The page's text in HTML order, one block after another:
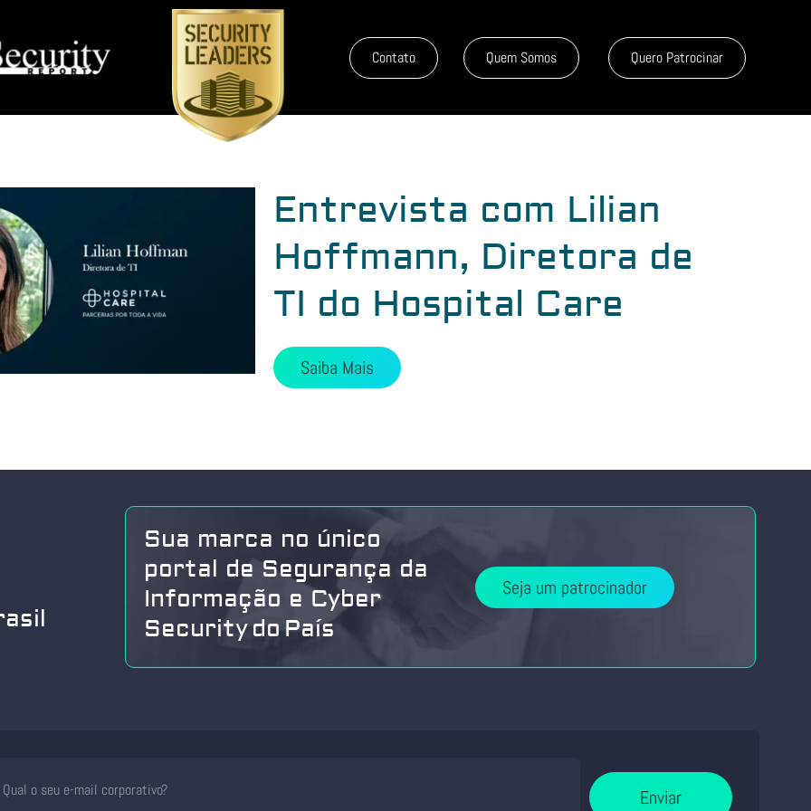
Contato Quem Somos Quero Patrocinar
Entrevista com Lilian
Hoffmann, Diretora de
TI do Hospital Care
Saiba Mais
Sua marca no único
portal de Segurança da
Informação e Cyber
Security do País
Seja um patrocinador
Enviar